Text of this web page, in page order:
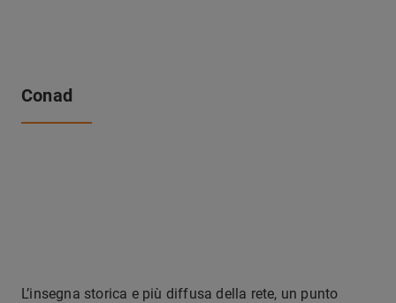
Conad
L’insegna storica e più diffusa della rete, un punto